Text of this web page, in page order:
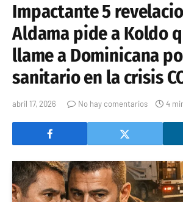
Impactante 5
Aldama pide a Koldo
llame a Dominicana
sanitario en la crisis
abril 17, 2026 No hay comentarios 4